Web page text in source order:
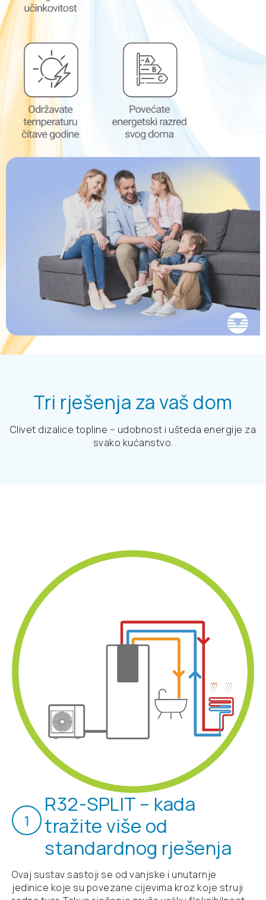
Tri rješenja za vaš dom
Clivet dizalice topline – udobnost i ušteda energije za
svako kućanstvo.
1
R32-SPLIT – kada
tražite više od
standardnog rješenja
Ovaj sustav sastoji se od vanjske i unutarnje
jedinice koje su povezane cijevima kroz koje struji